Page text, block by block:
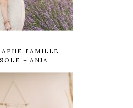
FAMILLE
– ANJA